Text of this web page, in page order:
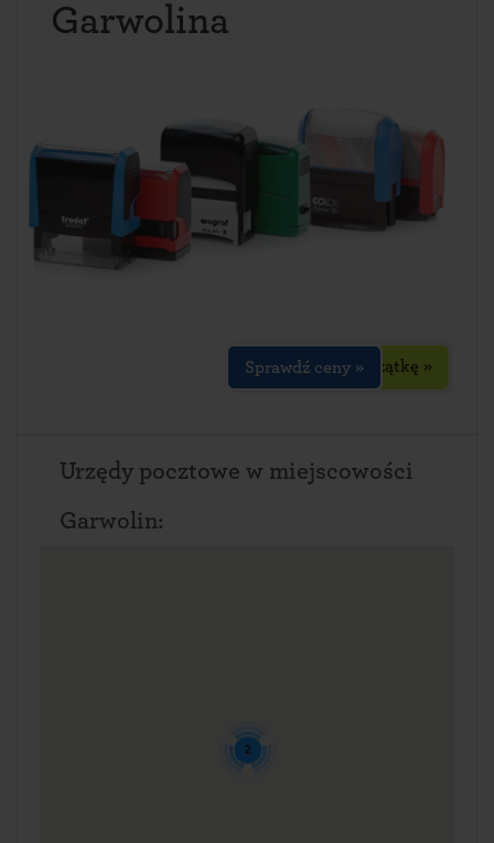
Garwolina
Zaprojektuj pieczątkę »
Sprawdź ceny »
Urzędy pocztowe w miejscowości
Garwolin:
2